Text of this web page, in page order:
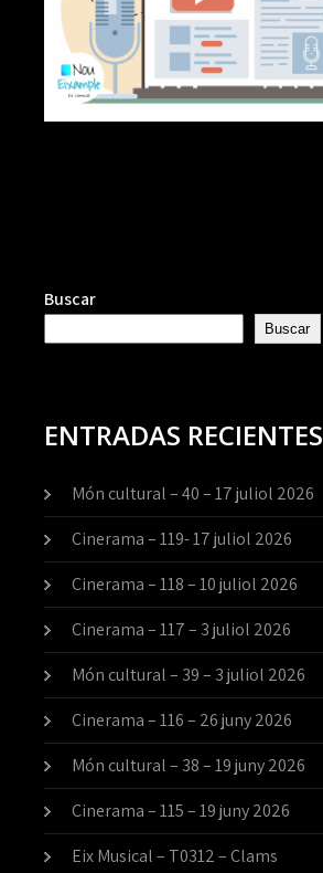
Buscar
Buscar
ENTRADAS RECIENTES
Món cultural – 40 – 17 juliol 2026
Cinerama – 119- 17 juliol 2026
Cinerama – 118 – 10 juliol 2026
Cinerama – 117 – 3 juliol 2026
Món cultural – 39 – 3 juliol 2026
Cinerama – 116 – 26 juny 2026
Món cultural – 38 – 19 juny 2026
Cinerama – 115 – 19 juny 2026
Eix Musical – T0312 – Clams